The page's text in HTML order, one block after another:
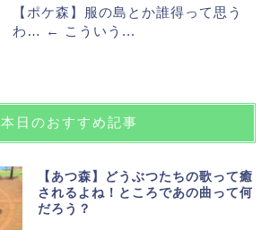
【ポケ森】服の島とか誰得って思う
わ… ← こういう...
本日のおすすめ記事
【あつ森】どうぶつたちの歌って癒
されるよね！ところであの曲って何
だろう？